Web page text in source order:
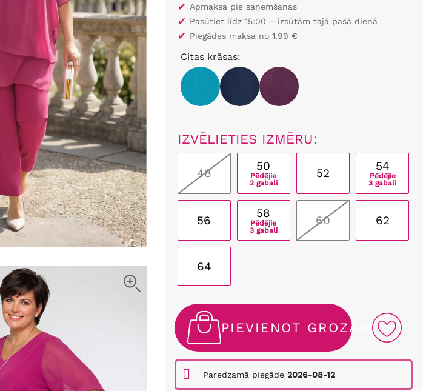
✔ Apmaksa pie saņemšanas
✔ Pasūtiet līdz 15:00 – izsūtām tajā pašā dienā
✔ Piegādes maksa no 1,99 €
Citas krāsas:
IZVĒLIETIES IZMĒRU:
48
50
Pēdējie
2 gabali
52
54
Pēdējie
3 gabali
56
58
Pēdējie
3 gabali
60 62
64
PIEVIENOT GROZAM
Paredzamā piegāde 2026-08-12